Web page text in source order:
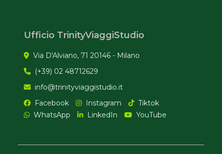
Ufficio TrinityViaggiStudio
Via D'Alviano, 71 20146 - Milano
(+39) 02 48712629
info@trinityviaggistudio.it
Facebook
Instagram
Tiktok
WhatsApp
LinkedIn YouTube